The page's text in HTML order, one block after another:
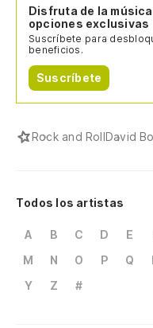
Disfruta de la
opciones exclusivas
Suscríbete para
beneficios.
Suscríbete
Rock and RollDavid
Todos los artistas
A B C D E
M
N O P Q
Y
Z #